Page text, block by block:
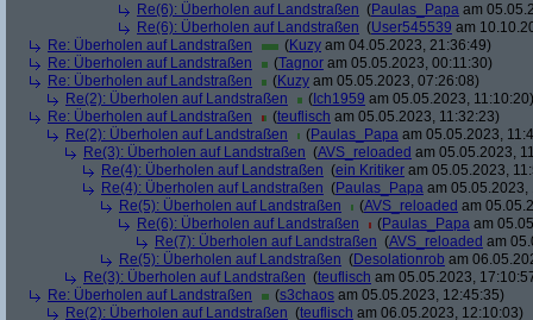
Re(6): Überholen auf Landstraßen (Paulas_Papa am
Re(6): Überholen auf Landstraßen (User545539 am
Re: Überholen auf Landstraßen
(Kuzy am 04.05.2023, 21:36:49)
Re: Überholen auf Landstraßen
(Tagnor am 05.05.2023, 00:11:30)
Re: Überholen auf Landstraßen
(Kuzy am 05.05.2023, 07:26:08)
Re(2): Überholen auf Landstraßen
( Ich1959 am 05.05.2023, 11:10:20)
Re: Überholen auf Landstraßen
(teuflisch am 05.05.2023, 11:32:23)
Re(2): Überholen auf Landstraßen
(Paulas_Papa am 05.05.2023,
Re(3): Überholen auf Landstraßen (AVS_reloaded am 05.05.2023,
Re(4): Überholen auf Landstraßen (ein Kritiker am 05.05.2023,
Re(4): Überholen auf Landstraßen (Paulas_Papa am 05.05.2023,
Re(5): Überholen auf Landstraßen
(AVS_reloaded am
Re(6): Überholen auf Landstraßen
(Paulas_Papa am
Re(7): Überholen auf Landstraßen (AVS_reloaded am
Re(5): Überholen auf Landstraßen (Desolationrob am
Re(3): Überholen auf Landstraßen (teuflisch am 05.05.2023,
Re: Überholen auf Landstraßen
(s3chaos am 05.05.2023, 12:45:35)
Re(2): Überholen auf Landstraßen (teuflisch am 06.05.2023, 12:10:03)